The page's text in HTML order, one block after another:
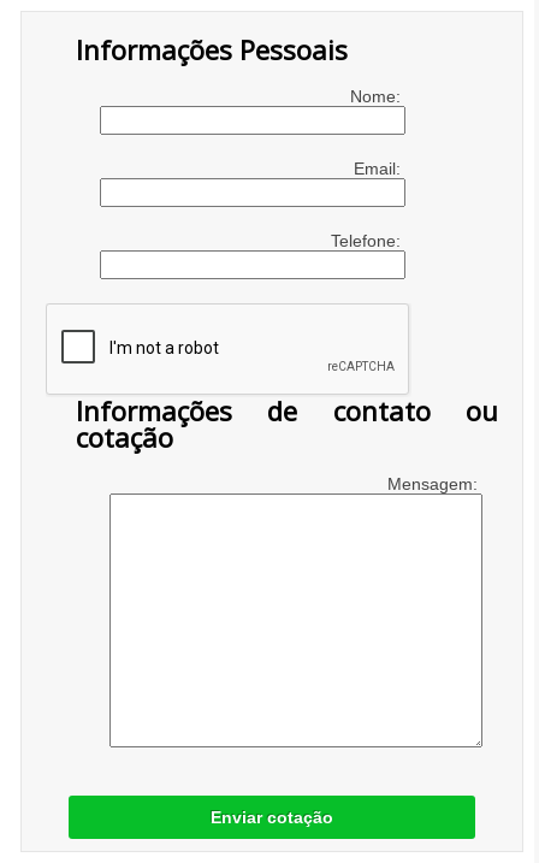
Informações Pessoais
Nome:
Email:
Telefone:
Informações de contato ou
cotação
Mensagem:
Enviar cotação